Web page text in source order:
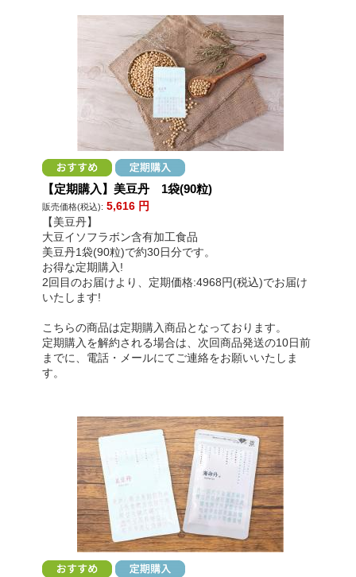
【定期購入】美豆丹 1袋(90粒)
販売価格(税込): 5,616 円
【美豆丹】
大豆イソフラボン含有加工食品
美豆丹1袋(90粒)で約30日分です。
お得な定期購入!
2回目のお届けより、定期価格:4968円(税込)でお届け
いたします!
こちらの商品は定期購入商品となっております。
定期購入を解約される場合は、次回商品発送の10日前
までに、電話・メールにてご連絡をお願いいたしま
す。